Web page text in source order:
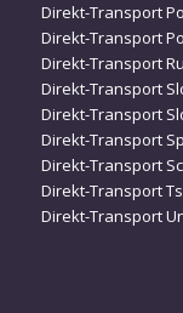
Direkt-Transport
Direkt-Transport
Direkt-Transport
Direkt-Transport
Direkt-Transport
Direkt-Transport
Direkt-Transport
Direkt-Transport
Direkt-Transport